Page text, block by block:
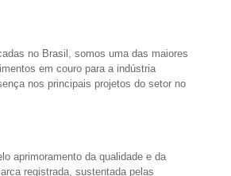
no Brasil, somos uma das maiores
em couro para a indústria
nos principais projetos do setor no
aprimoramento da qualidade e da
registrada, sustentada pelas